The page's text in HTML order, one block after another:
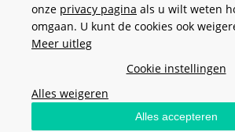
VEILIG EN MAKKELIJK
onze privacy pagina als u wilt weten
omgaan. U kunt de cookies ook
Meer uitleg
Cookie instellingen
Alles weigeren
Alles accepteren